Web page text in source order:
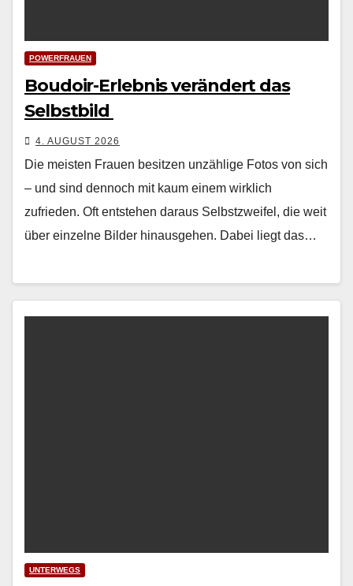
POWERFRAUEN
Boudoir-Erlebnis verändert das
Selbstbild
4. AUGUST 2026
Die meis­ten Frauen besitzen unzäh­lige Fotos von sich
– und sind den­noch mit kaum einem wirk­lich
zufrieden. Oft entste­hen daraus Selb­stzweifel, die weit
über einzelne Bilder hin­aus­ge­hen. Dabei liegt das…
UNTERWEGS